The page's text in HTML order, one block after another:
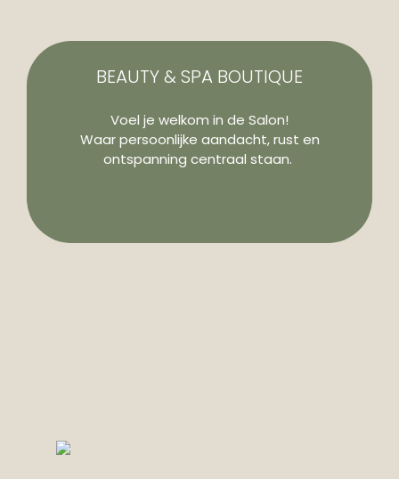
BEAUTY & SPA BOUTIQUE
Voel je welkom in de Salon!
Waar persoonlijke aandacht, rust en
ontspanning centraal staan.